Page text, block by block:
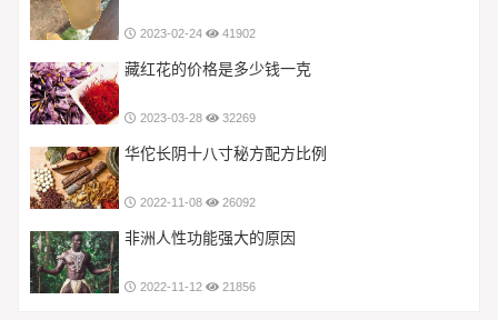
2023-02-24 41902
藏红花的价格是多少钱一克
2023-03-28 32269
华佗长阴十八寸秘方配方比例
2022-11-08 26092
非洲人性功能强大的原因
2022-11-12 21856